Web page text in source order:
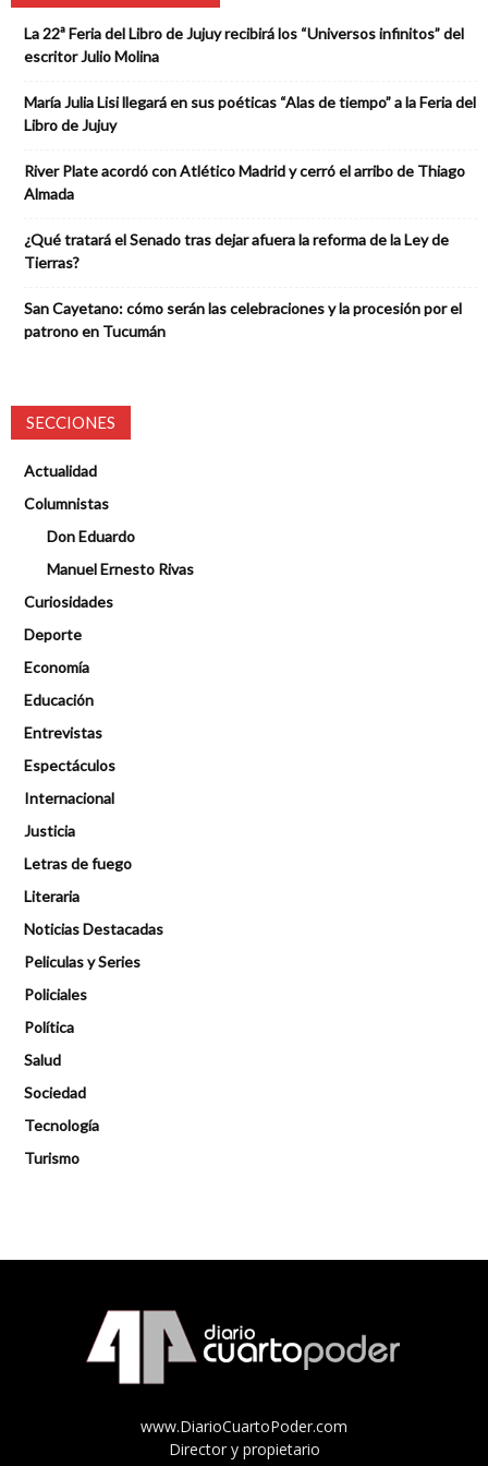
La 22ª Feria del Libro de Jujuy recibirá los “Universos infinitos” del
escritor Julio Molina
María Julia Lisi llegará en sus poéticas “Alas de tiempo” a la Feria del
Libro de Jujuy
River Plate acordó con Atlético Madrid y cerró el arribo de Thiago
Almada
¿Qué tratará el Senado tras dejar afuera la reforma de la Ley de
Tierras?
San Cayetano: cómo serán las celebraciones y la procesión por el
patrono en Tucumán
SECCIONES
Actualidad
Columnistas
Don Eduardo
Manuel Ernesto Rivas
Curiosidades
Deporte
Economía
Educación
Entrevistas
Espectáculos
Internacional
Justicia
Letras de fuego
Literaria
Noticias Destacadas
Peliculas y Series
Policiales
Política
Salud
Sociedad
Tecnología
Turismo
www.DiarioCuartoPoder.com
Director y propietario